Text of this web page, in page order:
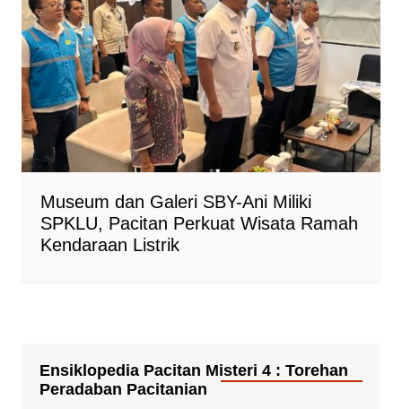
Museum dan Galeri SBY-Ani Miliki
SPKLU, Pacitan Perkuat Wisata Ramah
Kendaraan Listrik
Ensiklopedia Pacitan Misteri 4 : Torehan
Peradaban Pacitanian